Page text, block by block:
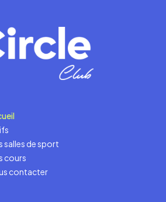
salles de sport
cours
contacter